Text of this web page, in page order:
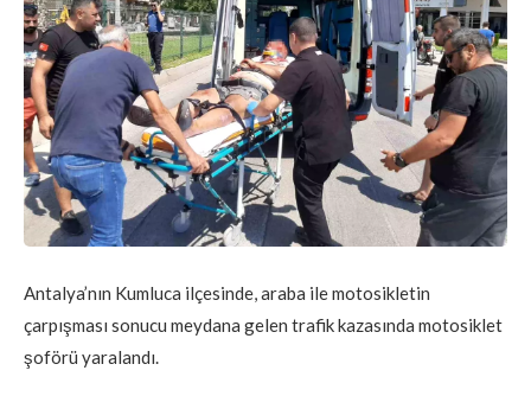
Antalya’nın Kumluca ilçesinde, araba ile motosikletin
çarpışması sonucu meydana gelen trafik kazasında motosiklet
şoförü yaralandı.